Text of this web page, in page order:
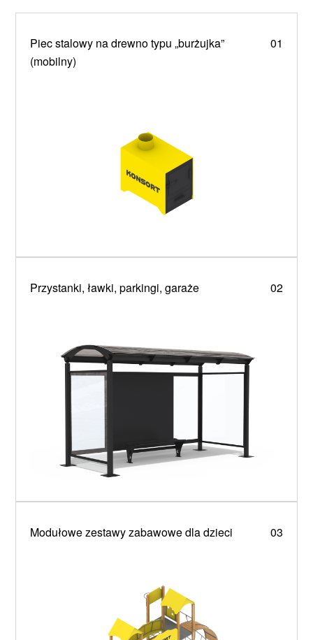
Piec stalowy na drewno typu „burżujka”
(mobilny)
01
Przystanki, ławki, parkingi, garaże 02
Modułowe zestawy zabawowe dla dzieci 03